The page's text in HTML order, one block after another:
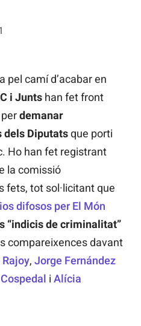
pel camí d’acabar en
i Junts han fet front
demanar
dels Diputatsque porti
Ho han fet registrant
la comissió
fets, tot sol·licitant que
difosos per El Món
“indicis de criminalitat”
compareixences davant
, Jorge Fernández
i Alícia